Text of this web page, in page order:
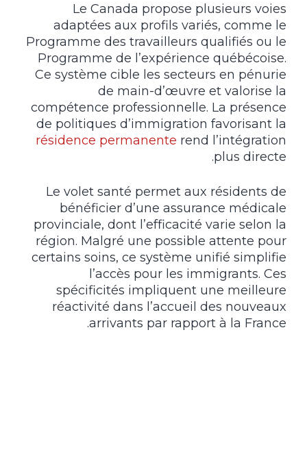
Le Canada propose plusieurs voies
adaptées aux profils variés, comme le
Programme des travailleurs qualifiés ou le
Programme de l’expérience québécoise.
Ce système cible les secteurs en pénurie
de main-d’œuvre et valorise la
compétence professionnelle. La présence
de politiques d’immigration favorisant la
résidence permanente rend l’intégration
plus directe.
Le volet santé permet aux résidents de
bénéficier d’une assurance médicale
provinciale, dont l’efficacité varie selon la
région. Malgré une possible attente pour
certains soins, ce système unifié simplifie
l’accès pour les immigrants. Ces
spécificités impliquent une meilleure
réactivité dans l’accueil des nouveaux
arrivants par rapport à la France.